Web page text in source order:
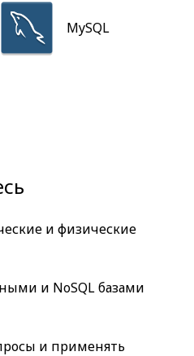
MySQL
и физические
и NoSQL базами
и применять